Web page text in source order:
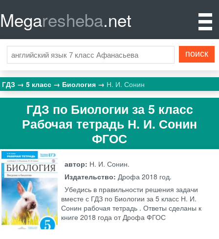
Megaresheba.net
ГДЗ 5 класс Биология Н. И. Сонин
ГДЗ по Биологии за 5 класс
Рабочая тетрадь Н. И. Сонин
ФГОС
автор: Н. И. Сонин.
Издательство:Дрофа 2018 год.
Убедись в правильности решения задачи
вместе с ГДЗ по Биологии за 5 класс Н. И.
Сонин рабочая тетрадь . Ответы сделаны к
книге 2018 года от Дрофа ФГОС